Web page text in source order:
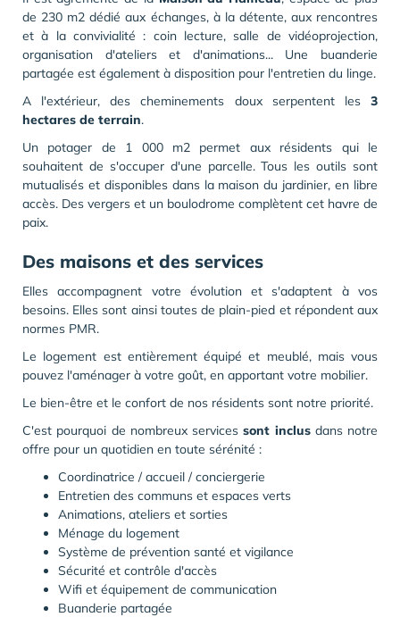
de 230 m2 dédié aux échanges, à la détente, aux rencontres
et à la convivialité : coin lecture, salle de vidéoprojection,
organisation d'ateliers et d'animations... Une buanderie
partagée est également à disposition pour l'entretien du linge.
A l'extérieur, des cheminements doux serpentent les 3
hectares de terrain.
Un potager de 1 000 m2 permet aux résidents qui le
souhaitent de s'occuper d'une parcelle. Tous les outils sont
mutualisés et disponibles dans la maison du jardinier, en libre
accès. Des vergers et un boulodrome complètent cet havre de
paix.
Des maisons et des services
Elles accompagnent votre évolution et s'adaptent à vos
besoins. Elles sont ainsi toutes de plain-pied et répondent aux
normes PMR.
Le logement est entièrement équipé et meublé, mais vous
pouvez l'aménager à votre goût, en apportant votre mobilier.
Le bien-être et le confort de nos résidents sont notre priorité.
C'est pourquoi de nombreux servicessont inclus dans notre
offre pour un quotidien en toute sérénité :
Coordinatrice / accueil / conciergerie
Entretien des communs et espaces verts
Animations, ateliers et sorties
Ménage du logement
Système de prévention santé et vigilance
Sécurité et contrôle d'accès
Wifi et équipement de communication
Buanderie partagée